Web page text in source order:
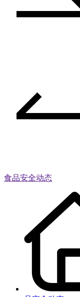
食品安全动态